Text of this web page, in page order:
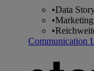
•Data
•
•
Communication